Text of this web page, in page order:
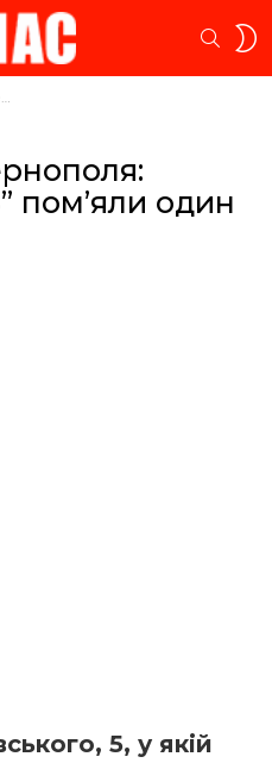
пом’яли один
5, у якій